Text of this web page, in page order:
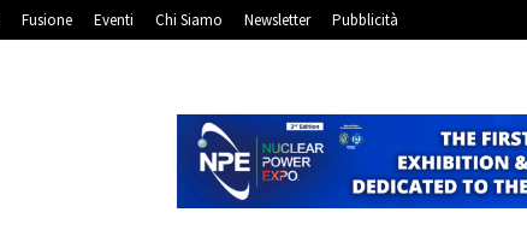
Fusione Eventi Chi Siamo Newsletter Pubblicità